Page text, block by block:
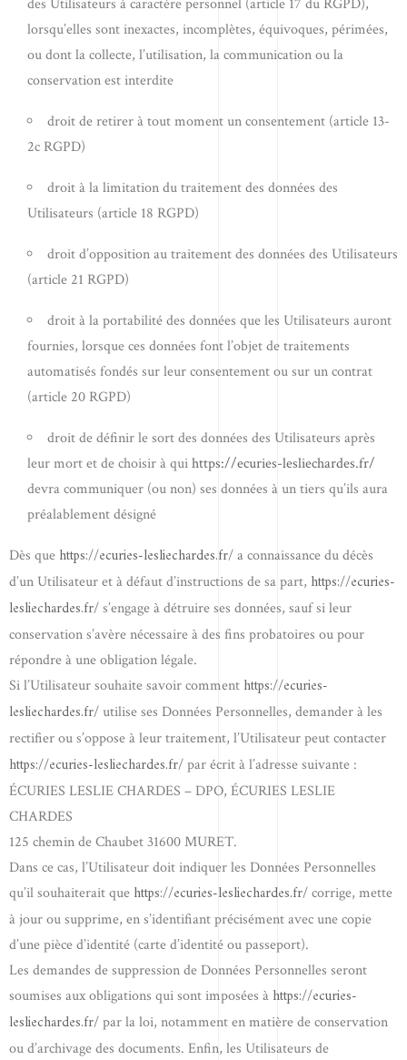
des Utilisateurs à caractère personnel (article 17 du RGPD),
lorsqu’elles sont inexactes, incomplètes, équivoques, périmées,
ou dont la collecte, l’utilisation, la communication ou la
conservation est interdite
droit de retirer à tout moment un consentement (article 13-
2c RGPD)
droit à la limitation du traitement des données des
Utilisateurs (article 18 RGPD)
droit d’opposition au traitement des données des Utilisateurs
(article 21 RGPD)
droit à la portabilité des données que les Utilisateurs auront
fournies, lorsque ces données font l’objet de traitements
automatisés fondés sur leur consentement ou sur un contrat
(article 20 RGPD)
droit de définir le sort des données des Utilisateurs après
leur mort et de choisir à quihttps://ecuries-lesliechardes.fr/
devra communiquer (ou non) ses données à un tiers qu’ils aura
préalablement désigné
Dès que https://ecuries-lesliechardes.fr/a connaissance du décès
d’un Utilisateur et à défaut d’instructions de sa part, https://ecuries-
lesliechardes.fr/s’engage à détruire ses données, sauf si leur
conservation s’avère nécessaire à des fins probatoires ou pour
répondre à une obligation légale.
Si l’Utilisateur souhaite savoir comment https://ecuries-
lesliechardes.fr/utilise ses Données Personnelles, demander à les
rectifier ou s’oppose à leur traitement, l’Utilisateur peut contacter
https://ecuries-lesliechardes.fr/par écrit à l’adresse suivante :
ÉCURIES LESLIE CHARDES – DPO, ÉCURIES LESLIE
CHARDES
125 chemin de Chaubet 31600 MURET.
Dans ce cas, l’Utilisateur doit indiquer les Données Personnelles
qu’il souhaiterait que https://ecuries-lesliechardes.fr/corrige, mette
à jour ou supprime, en s’identifiant précisément avec une copie
d’une pièce d’identité (carte d’identité ou passeport).
Les demandes de suppression de Données Personnelles seront
soumises aux obligations qui sont imposées à https://ecuries-
lesliechardes.fr/par la loi, notamment en matière de conservation
ou d’archivage des documents. Enfin, les Utilisateurs de